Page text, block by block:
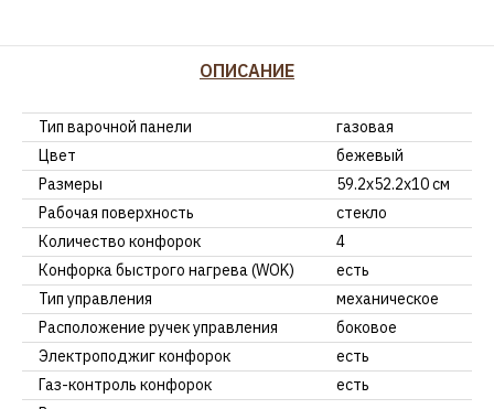
ОПИСАНИЕ
Тип варочной панели
газовая
Цвет
бежевый
Размеры
59.2х52.2х10 см
Рабочая поверхность
стекло
Количество конфорок
4
Конфорка быстрого нагрева (WOK)
есть
Тип управления
механическое
Расположение ручек управления
боковое
Электроподжиг конфорок
есть
Газ-контроль конфорок
есть